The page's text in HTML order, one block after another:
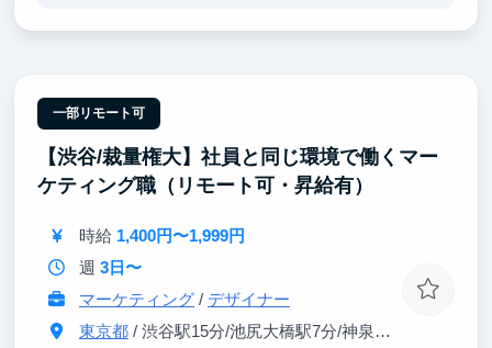
一部リモート可
【渋谷/裁量権大】社員と同じ環境で働くマー
ケティング職（リモート可・昇給有）
時給 1,400円〜1,999円
週 3日〜
マーケティング/ デザイナー
東京都/ 渋谷駅15分/池尻大橋駅7分/神泉8分